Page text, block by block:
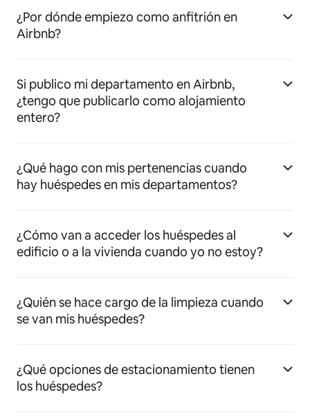
¿Por dónde empiezo como anfitrión en
Airbnb?
Si publico mi departamento en Airbnb,
¿tengo que publicarlo como alojamiento
entero?
¿Qué hago con mis pertenencias cuando
hay huéspedes en mis departamentos?
¿Cómo van a acceder los huéspedes al
edificio o a la vivienda cuando yo no estoy?
¿Quién se hace cargo de la limpieza cuando
se van mis huéspedes?
¿Qué opciones de estacionamiento tienen
los huéspedes?